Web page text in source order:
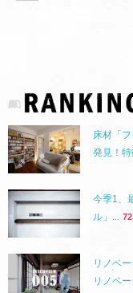
床材「
発見！特
今季1、
ル」...
リノベ
リノベー